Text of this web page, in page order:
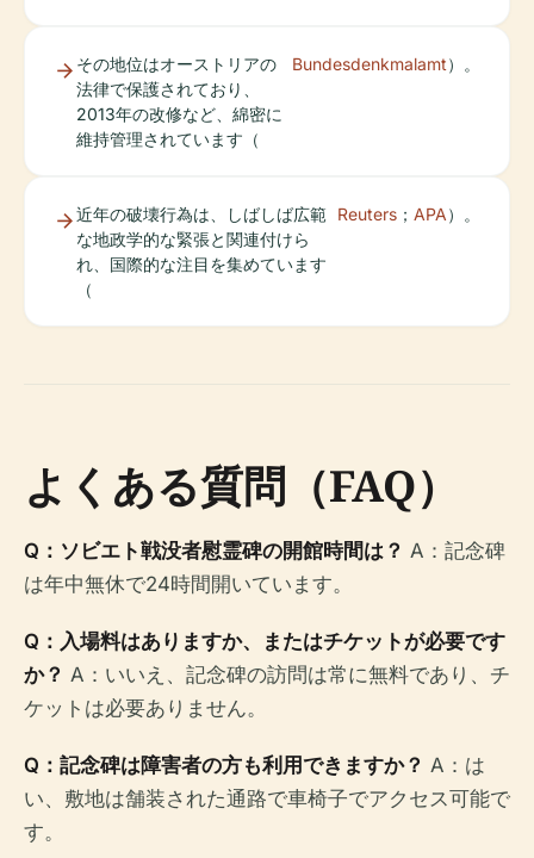
その地位はオーストリアの
法律で保護されており、
2013年の改修など、綿密に
維持管理されています（
Bundesdenkmalamt）。
近年の破壊行為は、しばしば広範
な地政学的な緊張と関連付けら
れ、国際的な注目を集めています
（
Reuters ； APA）。
よくある質問（FAQ）
Q：ソビエト戦没者慰霊碑の開館時間は？ A：記念碑
は年中無休で24時間開いています。
Q：入場料はありますか、またはチケットが必要です
か？ A：いいえ、記念碑の訪問は常に無料であり、チ
ケットは必要ありません。
Q：記念碑は障害者の方も利用できますか？ A：は
い、敷地は舗装された通路で車椅子でアクセス可能で
す。